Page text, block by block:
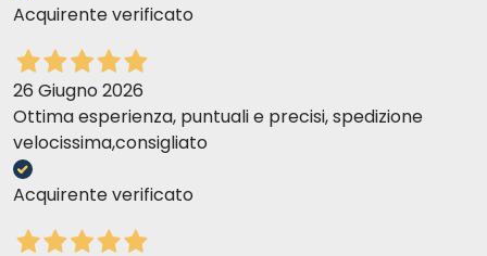
Kürbis Zusammensetzung
Zusammensetzung
Acquirente verificato
26 Giugno 2026
Ottima esperienza, puntuali e precisi, spedizione
velocissima,consigliato
Acquirente verificato